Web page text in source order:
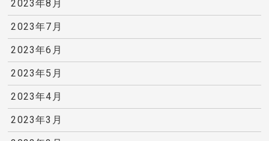
2023年8月
2023年7月
2023年6月
2023年5月
2023年4月
2023年3月